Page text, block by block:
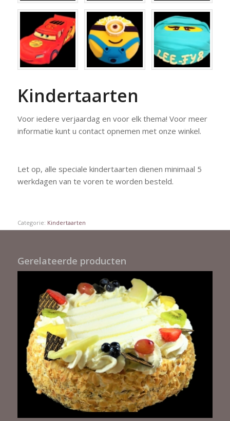
Kindertaarten
Voor iedere verjaardag en voor elk thema! Voor meer
informatie kunt u contact opnemen met onze winkel.
Let op, alle speciale kindertaarten dienen minimaal 5
werkdagen van te voren te worden besteld.
Categorie: Kindertaarten
Gerelateerde producten